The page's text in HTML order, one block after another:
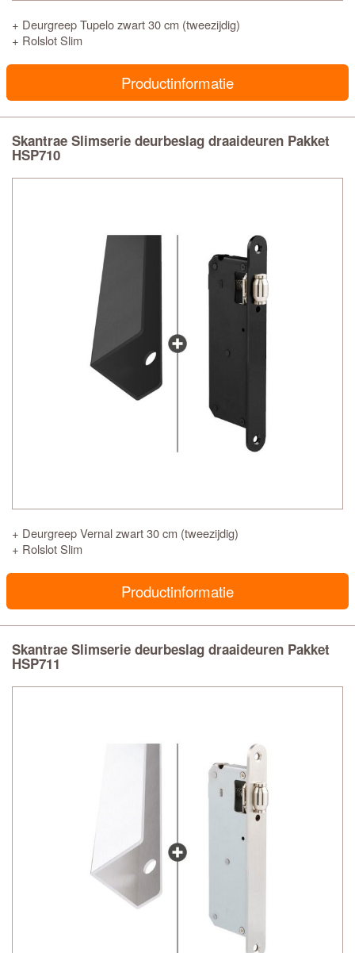
+ Deurgreep Tupelo zwart 30 cm (tweezijdig)
+ Rolslot Slim
Productinformatie
Skantrae Slimserie deurbeslag draaideuren Pakket
HSP710
+ Deurgreep Vernal zwart 30 cm (tweezijdig)
+ Rolslot Slim
Productinformatie
Skantrae Slimserie deurbeslag draaideuren Pakket
HSP711